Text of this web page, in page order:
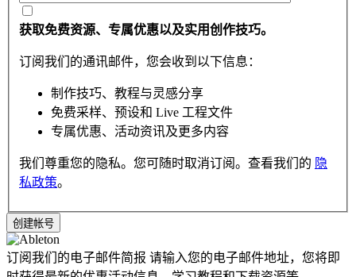
获取免费资源、专属优惠以及实用创作技巧。
订阅我们的通讯邮件，您会收到以下信息：
制作技巧、教程与灵感分享
免费采样、预设和 Live 工程文件
专属优惠、活动资讯及更多内容
我们尊重您的隐私。您可随时取消订阅。查看我们的 隐
私政策。
订阅我们的电子邮件简报 请输入您的电子邮件地址，您将即